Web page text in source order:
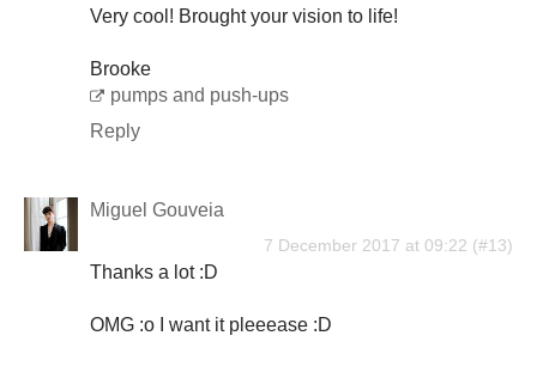
Very cool! Brought your vision to life!
Brooke
pumps and push-ups
Reply
Miguel Gouveia
7 December 2017 at 09:22
Thanks a lot :D
OMG :o I want it pleeease :D